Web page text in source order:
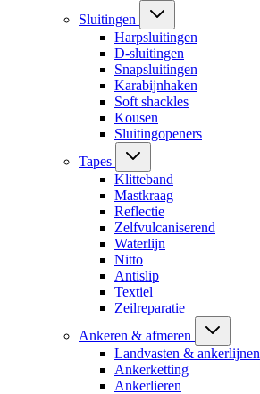
Sluitingen
Harpsluitingen
D-sluitingen
Snapsluitingen
Karabijnhaken
Soft shackles
Kousen
Sluitingopeners
Tapes
Klitteband
Mastkraag
Reflectie
Zelfvulcaniserend
Waterlijn
Nitto
Antislip
Textiel
Zeilreparatie
Ankeren & afmeren
Landvasten & ankerlijnen
Ankerketting
Ankerlieren